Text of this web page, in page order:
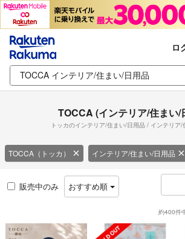
ロ
TOCCA (インテリア/住まい/
トッカのインテリア/住まい/日用品 / インテリア/
TOCCA（トッカ） インテリア/住まい/日用品
販売中のみ おすすめ順
約400件